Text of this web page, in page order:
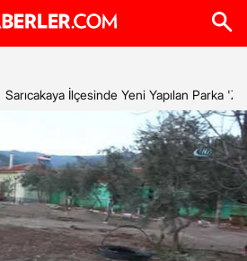
Sarıcakaya İlçesinde Yeni Yapılan Parka